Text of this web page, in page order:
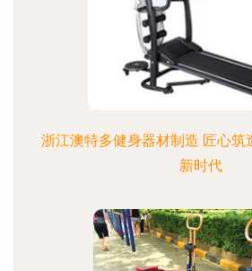
浙江澳特多健身器材制造 匠心筑
新时代